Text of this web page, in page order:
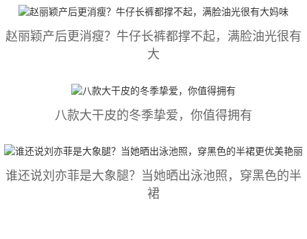
赵丽颖产后更消瘦？牛仔长裤都撑不起，满脸油光很有
大
八款大干皮的冬季挚爱，你值得拥有
谁还说刘亦菲是大象腿？当她晒出泳池照，穿黑色的半
裙